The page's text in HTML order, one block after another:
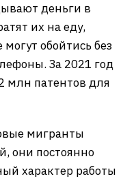
деньги в
их на еду,
обойтись без
За 2021 год
млн патентов для
мигранты
они постоянно
характер работы